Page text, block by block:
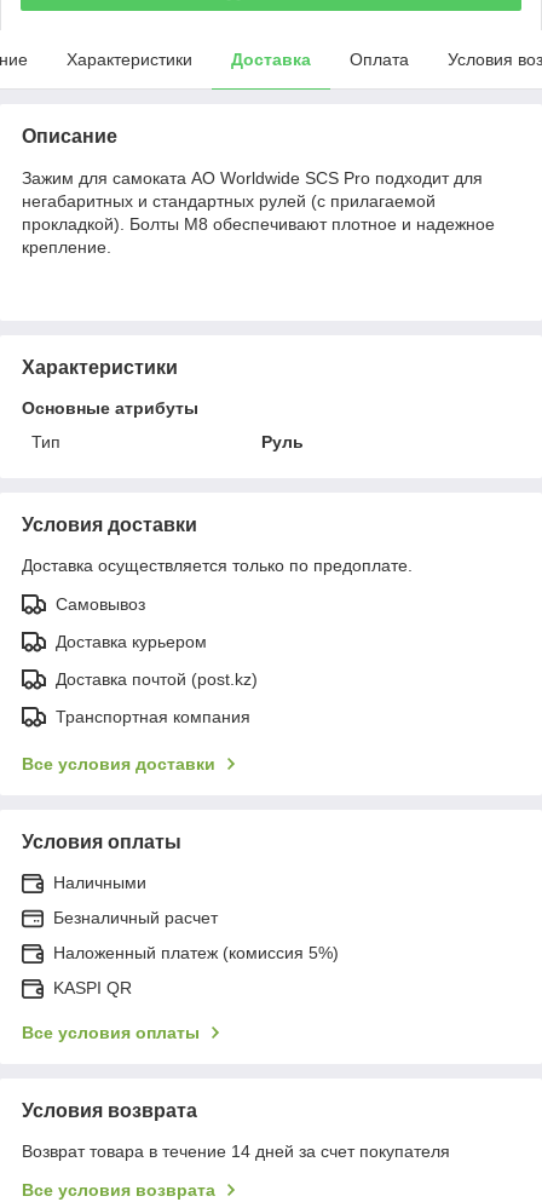
Характеристики Доставка Оплата Условия
Описание
Зажим для самоката AO Worldwide SCS Pro подходит для
негабаритных и стандартных рулей (с прилагаемой
прокладкой). Болты M8 обеспечивают плотное и надежное
крепление.
Характеристики
Основные атрибуты
Тип
Руль
Условия доставки
Доставка осуществляется только по предоплате.
Самовывоз
Доставка курьером
Доставка почтой (post.kz)
Транспортная компания
Все условия доставки
Условия оплаты
Наличными
Безналичный расчет
Наложенный платеж (комиссия 5%)
KASPI QR
Все условия оплаты
Условия возврата
Возврат товара в течение 14 дней за счет покупателя
Все условия возврата